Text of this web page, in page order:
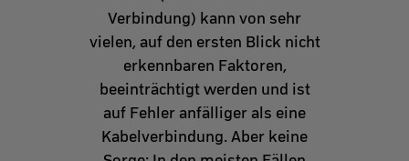
Verbindung) kann von sehr
vielen, auf den ersten Blick nicht
erkennbaren Faktoren,
beeinträchtigt werden und ist
auf Fehler anfälliger als eine
Kabelverbindung. Aber keine